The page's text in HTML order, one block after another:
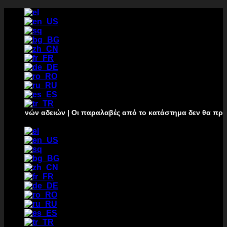
Μετάβαση
περιεχόμενο
αδειών | Οι παραλαβές από το κατάστημα δεν θα